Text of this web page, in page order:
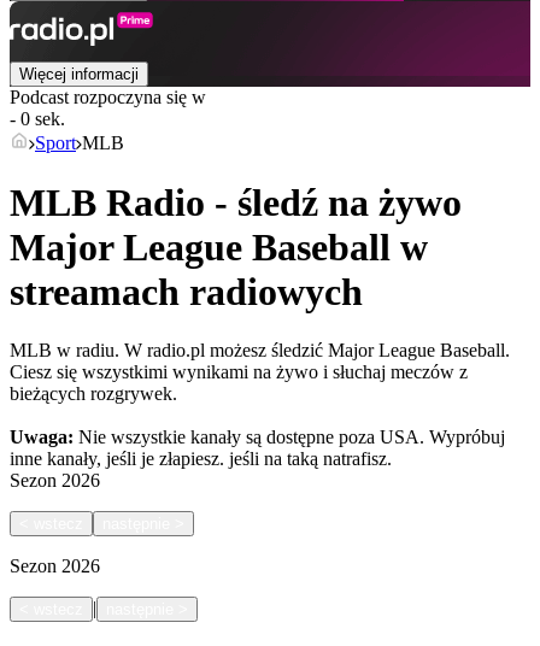
Więcej informacji
Podcast rozpoczyna się w
- 0 sek.
Sport MLB
MLB Radio - śledź na żywo
Major League Baseball w
streamach radiowych
MLB w radiu. W radio.pl możesz śledzić Major League Baseball.
Ciesz się wszystkimi wynikami na żywo i słuchaj meczów z
bieżących rozgrywek.
Uwaga: Nie wszystkie kanały są dostępne poza USA. Wypróbuj
inne kanały, jeśli je złapiesz. jeśli na taką natrafisz.
Sezon 2026
Sezon 2026
|